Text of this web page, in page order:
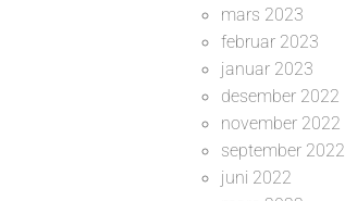
mars 2023
februar 2023
januar 2023
desember 2022
november 2022
september 2022
juni 2022